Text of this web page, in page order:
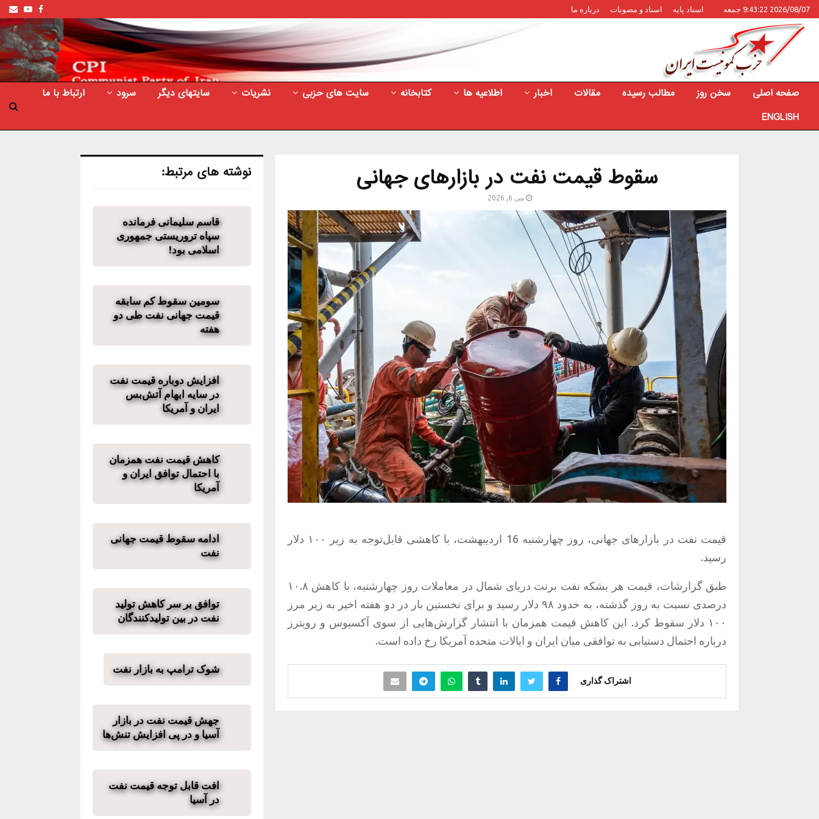
2026/08/07 9:43:22 جمعه اسناد پایه اسناد و مصوبات درباره ما Facebook
صفحه اصلی سخن روز مطالب رسیده مقالات اخبار اطلاعیه ها کتابخانه سایت های حزبی نشریات سایتهای دیگر سرود
ارتباط با ما
ENGLISH
سقوط قیمت نفت در بازارهای جهانی
می 6, 2026
قیمت نفت در بازارهای جهانی، روز چهارشنبه 16 اردیبهشت، با کاهشی قابل‌توجه به زیر ۱۰۰ دلار
رسید.
طبق گزارشات، قیمت هر بشکه نفت برنت دریای شمال در معاملات روز چهارشنبه، با کاهش ۱۰.۸
درصدی نسبت به روز گذشته، به حدود ۹۸ دلار رسید و برای نخستین بار در دو هفته اخیر به زیر مرز
۱۰۰ دلار سقوط کرد. این کاهش قیمت همزمان با انتشار گزارش‌هایی از سوی آکسیوس و رویترز
درباره احتمال دستیابی به توافقی میان ایران و ایالات متحده آمریکا رخ داده است.
اشتراک گذاری
نوشته های مرتبط:
قاسم سلیمانی فرمانده
سپاه تروریستی جمهوری
اسلامی بود!
سومین سقوط کم‌ سابقه
قیمت جهانی نفت طی دو
هفته
افزایش دوباره قیمت نفت
در سایه ابهام آتش‌بس
ایران و آمریکا
کاهش قیمت نفت همزمان
با احتمال توافق ایران و
آمریکا
ادامه سقوط قیمت جهانی
نفت
توافق بر سر کاهش تولید
نفت در بین تولیدکنندگان
شوک ترامپ به بازار نفت
جهش قیمت نفت در بازار
آسیا و در پی افزایش تنش‌ها
افت قابل توجه قیمت نفت
در آسیا